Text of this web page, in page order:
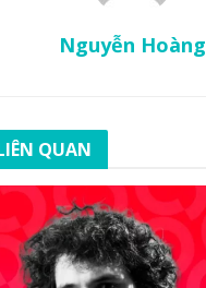
Nguyễn Hoàng
QUAN